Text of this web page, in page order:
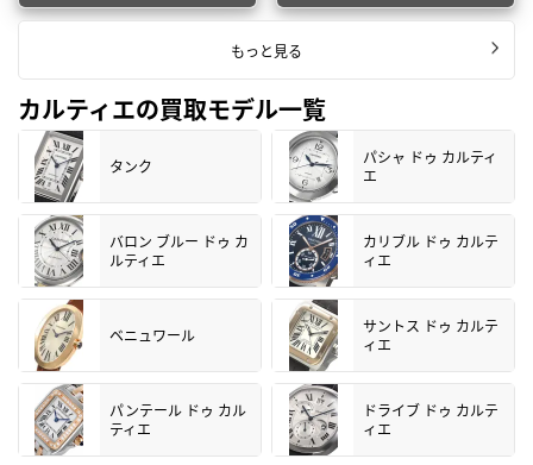
もっと見る
カルティエの買取モデル一覧
タンク
パシャ ドゥ カルティ
エ
バロン ブルー ドゥ カ
ルティエ
カリブル ドゥ カルテ
ィエ
ベニュワール
サントス ドゥ カルテ
ィエ
パンテール ドゥ カル
ティエ
ドライブ ドゥ カルテ
ィエ